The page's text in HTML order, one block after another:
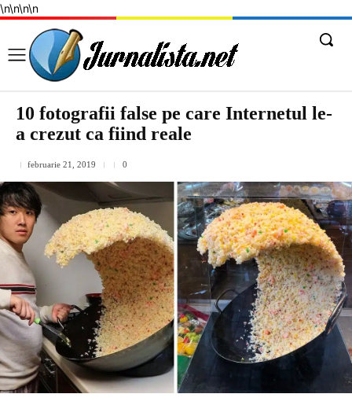
\n\n\n\n
10 fotografii false pe care Internetul le-
a crezut ca fiind reale
februarie 21, 2019 0